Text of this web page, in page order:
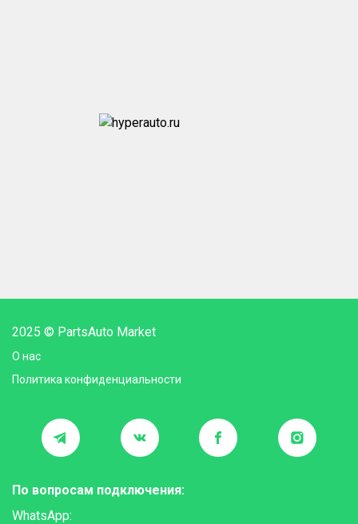
2025 © PartsAuto Market
О нас
Политика конфиденциальности
По вопросам подключения:
WhatsApp: